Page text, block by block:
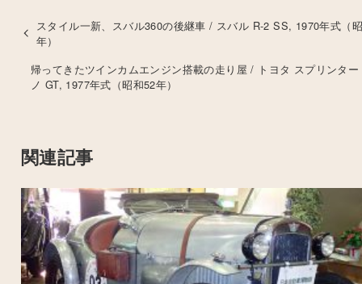
スタイル一新、スバル360の後継車 / スバル R-2 SS, 1970年式（
年）
帰ってきたツインカムエンジン搭載の走り屋 / トヨタ スプリンタ
ノ GT, 1977年式（昭和52年）
関連記事